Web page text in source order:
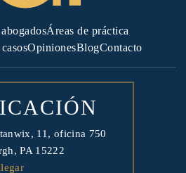
Áreas de práctica
OpinionesBlogContacto
11, oficina 750
PA 15222